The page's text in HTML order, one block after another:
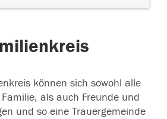
können sich sowohl alle
als auch Freunde und
und so eine Trauergemeinde